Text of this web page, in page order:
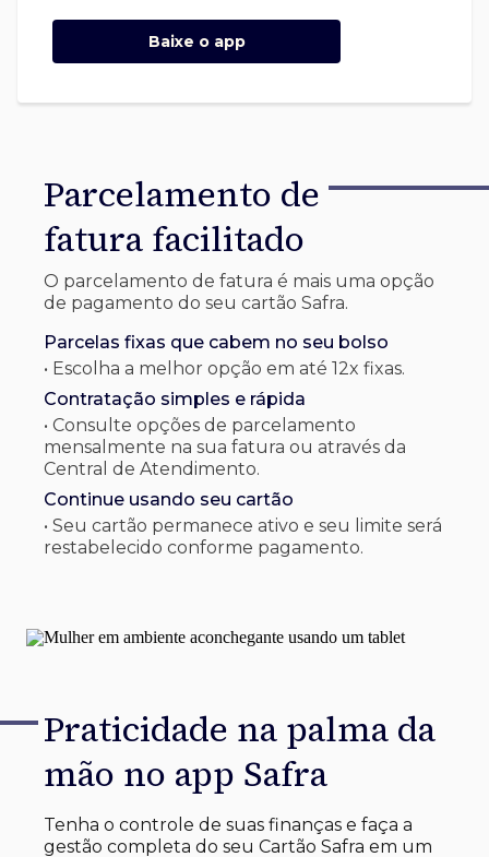
Baixe o app
Parcelamento de
fatura facilitado
O parcelamento de fatura é mais uma opção
de pagamento do seu cartão Safra.
Parcelas fixas que cabem no seu bolso
• Escolha a melhor opção em até 12x fixas.
Contratação simples e rápida
• Consulte opções de parcelamento
mensalmente na sua fatura ou através da
Central de Atendimento.
Continue usando seu cartão
• Seu cartão permanece ativo e seu limite será
restabelecido conforme pagamento.
Praticidade na palma da
mão no app Safra
Tenha o controle de suas finanças e faça a
gestão completa do seu Cartão Safra em um